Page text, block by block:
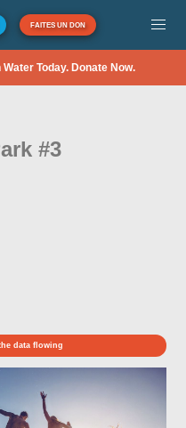
FAITES UN DON
Today. Donate Now.
#3
data flowing